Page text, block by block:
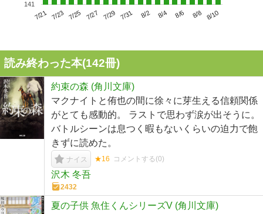
7/21 7/23 7/25 7/27 7/29 7/31 8/2 8/4 8/6 8/8 8/10
141
読み終わった本(142冊)
約束の森 (角川文庫)
マクナイトと侑也の間に徐々に芽生える信頼関係
がとても感動的。 ラストで思わず涙が出そうに。
バトルシーンは息つく暇もないくらいの迫力で飽
きずに読めた。
ナイス ★16 コメントする(0)
沢木 冬吾
2432
夏の子供 魚住くんシリーズV (角川文庫)